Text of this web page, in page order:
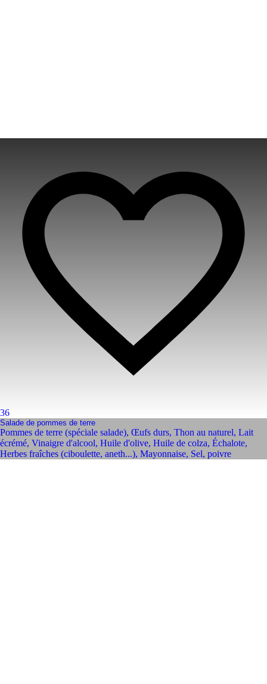
36
Salade de pommes de terre
Pommes de terre (spéciale salade), Œufs durs, Thon au naturel, Lait
écrémé, Vinaigre d'alcool, Huile d'olive, Huile de colza, Échalote,
Herbes fraîches (ciboulette, aneth...), Mayonnaise, Sel, poivre